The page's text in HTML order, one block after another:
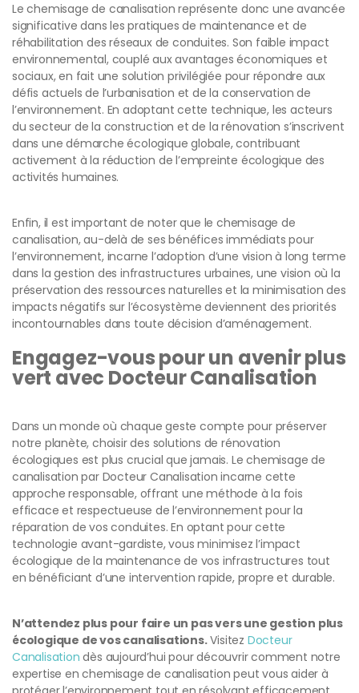
Le chemisage de canalisation représente donc une avancée
significative dans les pratiques de maintenance et de
réhabilitation des réseaux de conduites. Son faible impact
environnemental, couplé aux avantages économiques et
sociaux, en fait une solution privilégiée pour répondre aux
défis actuels de l’urbanisation et de la conservation de
l’environnement. En adoptant cette technique, les acteurs
du secteur de la construction et de la rénovation s’inscrivent
dans une démarche écologique globale, contribuant
activement à la réduction de l’empreinte écologique des
activités humaines.
Enfin, il est important de noter que le chemisage de
canalisation, au-delà de ses bénéfices immédiats pour
l’environnement, incarne l’adoption d’une vision à long terme
dans la gestion des infrastructures urbaines, une vision où la
préservation des ressources naturelles et la minimisation des
impacts négatifs sur l’écosystème deviennent des priorités
incontournables dans toute décision d’aménagement.
Engagez-vous pour un avenir plus
vert avec Docteur Canalisation
Dans un monde où chaque geste compte pour préserver
notre planète, choisir des solutions de rénovation
écologiques est plus crucial que jamais. Le chemisage de
canalisation par Docteur Canalisation incarne cette
approche responsable, offrant une méthode à la fois
efficace et respectueuse de l’environnement pour la
réparation de vos conduites. En optant pour cette
technologie avant-gardiste, vous minimisez l’impact
écologique de la maintenance de vos infrastructures tout
en bénéficiant d’une intervention rapide, propre et durable.
N’attendez plus pour faire un pas vers une gestion plus
écologique de vos canalisations.Visitez Docteur
Canalisation dès aujourd’hui pour découvrir comment notre
expertise en chemisage de canalisation peut vous aider à
Assistance Docteur Canalisation
En ligne — réponse rapide 7j/7